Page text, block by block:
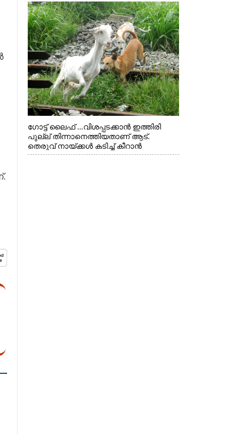
ഗോട്ട് ലൈഫ് ...വിശപ്പടക്കാൻ ഇത്തിരി
പുല്ല് തിന്നാനെത്തിയതാണ് ആട്.
തെരുവ് നായ്ക്കൾ കടിച്ച് കീറാൻ
വന്നതോടെ വയറിന്റെ ആന്തൽ മറന്ന്